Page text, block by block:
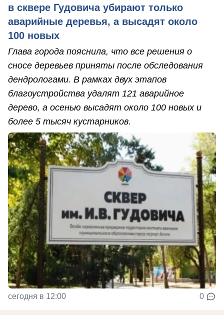
в сквере Гудовича убирают только
аварийные деревья, а высадят около
100 новых
Глава города пояснила, что все решения о
сносе деревьев приняты после обследования
дендрологами. В рамках двух этапов
благоустройства удалят 121 аварийное
дерево, а осенью высадят около 100 новых и
более 5 тысяч кустарников.
сегодня в 12:00 0